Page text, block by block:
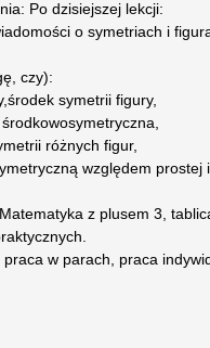
Po dzisiejszej lekcji:
o symetriach i
czy):
symetrii figury,
różnych figur,
względem prostej
z plusem 3,
praca w parach, praca